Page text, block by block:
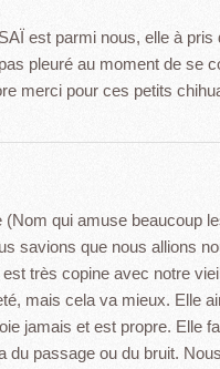
est parmi nous, elle à
pleuré au moment de se
merci pour ces petits
qui amuse beaucoup
savions que nous allions
très copine avec notre
mais cela va mieux. Elle
jamais et est propre. Elle
passage ou du bruit.